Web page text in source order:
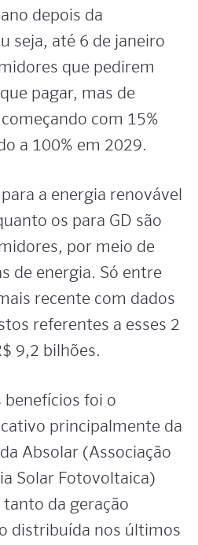
depois da
seja, até 6 de janeiro
que pedirem
pagar, mas de
com 15%
a 100% em 2029.
a energia renovável
os para GD são
por meio de
de energia. Só entre
recente com dados
referentes a esses 2
9,2 bilhões.
benefícios foi o
principalmente da
Absolar (Associação
Solar Fotovoltaica)
da geração
distribuída nos últimos